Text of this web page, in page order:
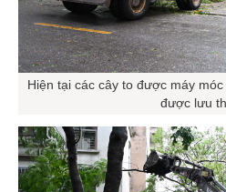
Hiện tại các cây to được máy
được lưu